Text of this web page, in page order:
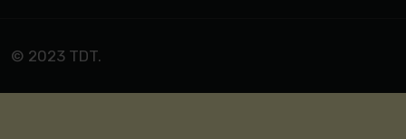
© 2023 TDT.